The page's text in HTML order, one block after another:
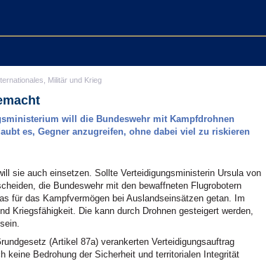
Militär und Krieg
will die Bundeswehr mit Kampfdrohnen
es, Gegner anzugreifen, ohne dabei viel zu riskieren
sie auch einsetzen. Sollte Verteidigungsministerin Ursula von
die Bundeswehr mit den bewaffneten Flugrobotern
für das Kampfvermögen bei Auslandseinsätzen getan. Im
Kriegsfähigkeit. Die kann durch Drohnen gesteigert werden,
(Artikel 87a) verankerten Verteidigungsauftrag
keine Bedrohung der Sicherheit und territorialen Integrität